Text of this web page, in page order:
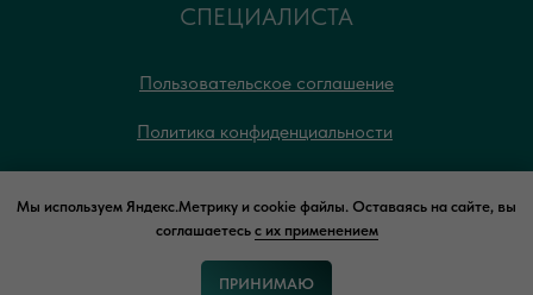
СПЕЦИАЛИСТА
Пользовательское соглашение
Политика конфиденциальности
© 2019–2026 ООО "Медицинская
косметология+" ЛО-75-01-001607
Мы используем Яндекс.Метрику и cookie файлы. Оставаясь на сайте, вы
соглашаетесь с их применением
ПРИНИМАЮ